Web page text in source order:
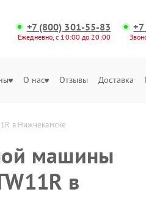
+7 (800) 301-55-83
Ежедневно, с 10:00 до 20:00
О нас Отзывы Доставка
в Нижнекамске
машины
в